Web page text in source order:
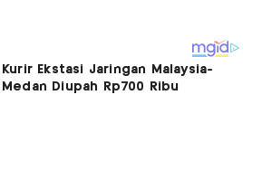
Kurir Ekstasi Jaringan Malaysia-
Medan Diupah Rp700 Ribu